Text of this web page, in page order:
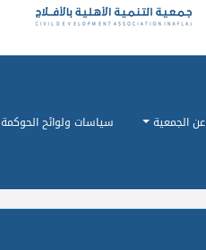
عن الجمعية سياسات ولوائح الحوكمة